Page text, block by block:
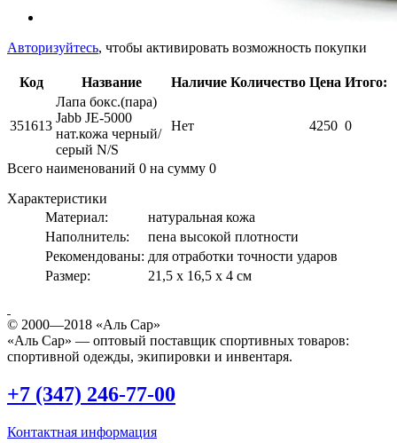
Авторизуйтесь, чтобы активировать возможность покупки
Код Название Наличие Количество Цена Итого:
351613
Лапа бокс.(пара)
Jabb JE-5000
нат.кожа черный/
серый N/S
Нет 4250 0
Всего наименований 0 на сумму 0
Характеристики
Материал:
натуральная кожа
Наполнитель:
пена высокой плотности
Рекомендованы: для отработки точности ударов
Размер:
21,5 х 16,5 х 4 см
© 2000—2018 «Аль Сар»
«Аль Сар» — оптовый поставщик спортивных товаров:
спортивной одежды, экипировки и инвентаря.
+7 (347) 246-77-00
Контактная информация